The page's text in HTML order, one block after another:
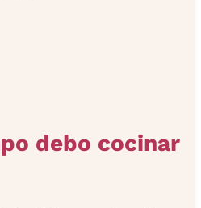
debo cocinar